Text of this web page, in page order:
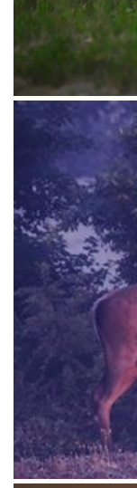
KAPCSOLAT